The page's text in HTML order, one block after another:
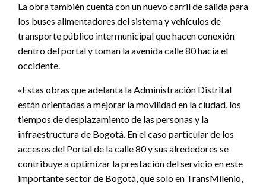
La obra también cuenta con un nuevo carril de salida para
los buses alimentadores del sistema y vehículos de
transporte público intermunicipal que hacen conexión
dentro del portal y toman la avenida calle 80 hacia el
occidente.
«Estas obras que adelanta la Administración Distrital
están orientadas a mejorar la movilidad en la ciudad, los
tiempos de desplazamiento de las personas y la
infraestructura de Bogotá. En el caso particular de los
accesos del Portal de la calle 80 y sus alrededores se
contribuye a optimizar la prestación del servicio en este
importante sector de Bogotá, que solo en TransMilenio,